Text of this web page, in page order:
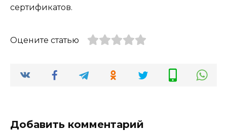
сертификатов.
Оцените статью
Добавить комментарий